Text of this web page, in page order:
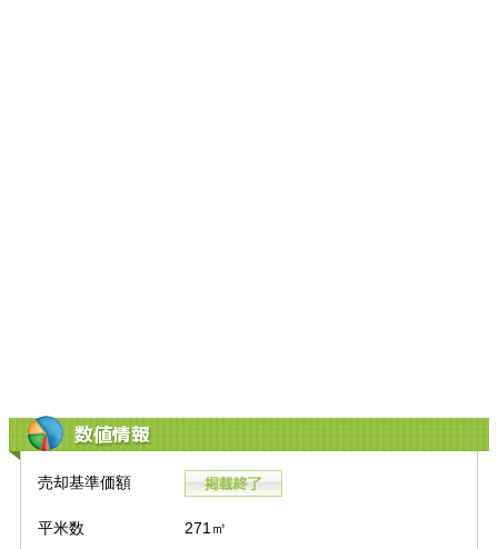
数値情報
売却基準価額
平米数 271㎡